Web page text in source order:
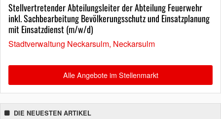
Stellvertretender Abteilungsleiter der Abteilung Feuerwehr
inkl. Sachbearbeitung Bevölkerungsschutz und Einsatzplanung
mit Einsatzdienst (m/w/d)
Stadtverwaltung Neckarsulm, Neckarsulm
Alle Angebote im Stellenmarkt
DIE NEUESTEN ARTIKEL